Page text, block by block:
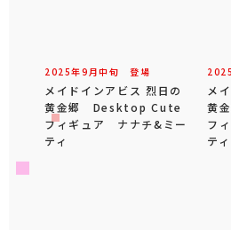
2025年9 月中旬 登場
メイドインアビス 烈日の
黄金郷 Desktop Cute
フィギュア ナナチ&ミー
ティ
メ
黄
フ
テ